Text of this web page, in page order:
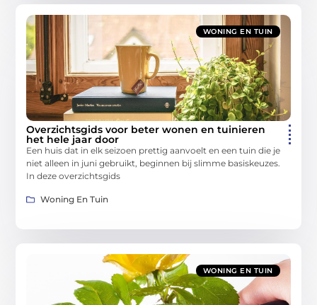
WONING EN TUIN
Overzichtsgids voor beter wonen en tuinieren
het hele jaar door
Een huis dat in elk seizoen prettig aanvoelt en een tuin die je
niet alleen in juni gebruikt, beginnen bij slimme basiskeuzes.
In deze overzichtsgids
Woning En Tuin
WONING EN TUIN